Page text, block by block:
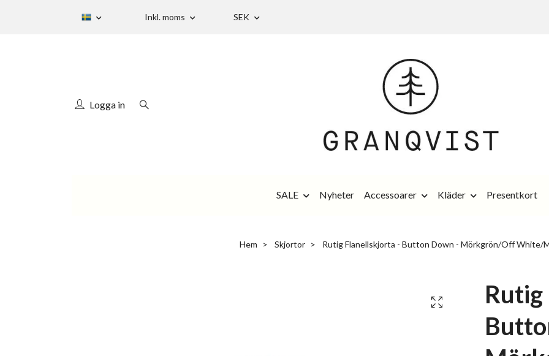
Inkl. moms SEK
Logga in
SALE Nyheter Accessoarer Kläder Presentkort
Hem Skjortor Rutig Flanellskjorta - Button Down - Mörkgrön/Off White/